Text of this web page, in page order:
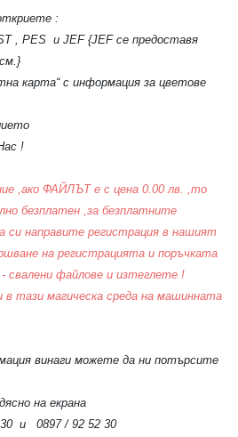
:
, PES и JEF {JEF се предоставя
карта“ с информация за цветове
!
,ако ФАЙЛЪТ е с цена 0.00 лв. ,то
безплатен ,за безплатните
си направите регистрация в нашият
на регистрацията и поръчката
- свалени файлове и изтеглете !
в тази магическа среда на машинната
винаги можете да ни потърсите
на екрана
и 0897 / 92 52 30